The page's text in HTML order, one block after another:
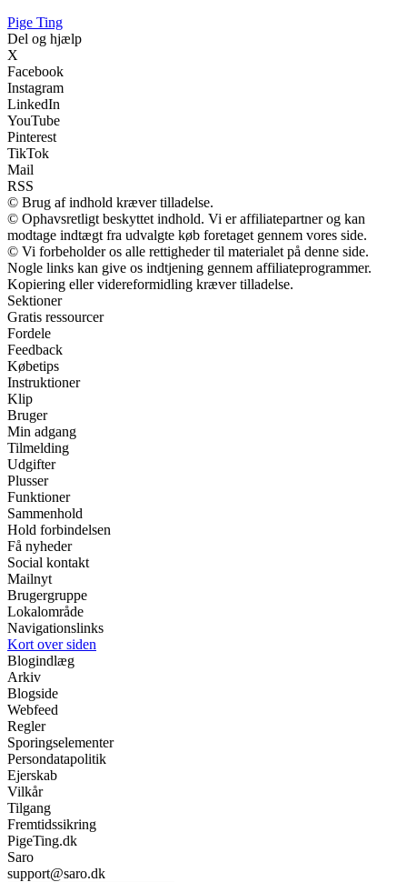
Pige Ting
Del og hjælp
X
Facebook
Instagram
LinkedIn
YouTube
Pinterest
TikTok
Mail
RSS
© Brug af indhold kræver tilladelse.
© Ophavsretligt beskyttet indhold. Vi er affiliatepartner og kan
modtage indtægt fra udvalgte køb foretaget gennem vores side.
© Vi forbeholder os alle rettigheder til materialet på denne side.
Nogle links kan give os indtjening gennem affiliateprogrammer.
Kopiering eller videreformidling kræver tilladelse.
Sektioner
Gratis ressourcer
Fordele
Feedback
Købetips
Instruktioner
Klip
Bruger
Min adgang
Tilmelding
Udgifter
Plusser
Funktioner
Sammenhold
Hold forbindelsen
Få nyheder
Social kontakt
Mailnyt
Brugergruppe
Lokalområde
Navigationslinks
Kort over siden
Blogindlæg
Arkiv
Blogside
Webfeed
Regler
Sporingselementer
Persondatapolitik
Ejerskab
Vilkår
Tilgang
Fremtidssikring
PigeTing.dk
Saro
support@saro.dk